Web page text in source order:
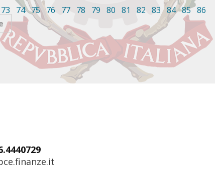
73 74 75 76 77 78 79 80 81 82 83 84 85 86